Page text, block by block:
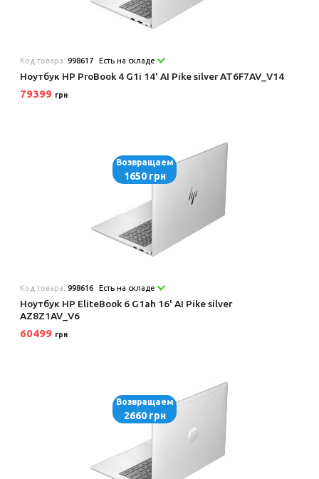
Код товара:998617 Есть на складе
Ноутбук HP ProBook 4 G1i 14' AI Pike silver AT6F7AV_V14
79399 грн
Возвращаем
1650 грн
Код товара:998616 Есть на складе
Ноутбук HP EliteBook 6 G1ah 16' AI Pike silver
AZ8Z1AV_V6
60499 грн
Возвращаем
2660 грн